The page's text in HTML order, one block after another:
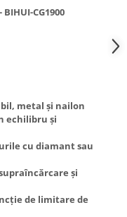
CG1900
metal și nailon
echilibru și
cu diamant sau
și
de limitare de